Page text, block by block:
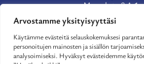
Arvostamme yksityisyyttäsi
Käytämme evästeitä selauskokemuksesi
personoitujen mainosten ja sisällön
analysoimiseksi. Hyväksyt evästeidemme
Museokatu 8 A 1
00100 Helsinki
(09) 659 933
lsr@lsr.fi
LinkedIn
Facebook